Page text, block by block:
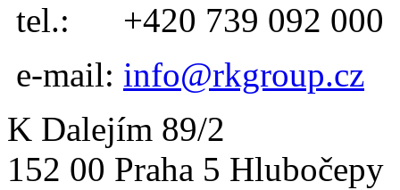
tel.: +420 739 092 000
e-mail: info@rkgroup.cz
K Dalejím 89/2
152 00 Praha 5 Hlubočepy